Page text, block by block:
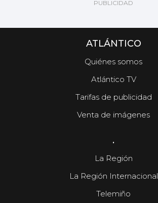
Méndez cae noqueado
ATLÁNTICO
Quiénes somos
Atlántico TV
Tarifas de publicidad
Venta de imágenes
.
La Región
La Región Internacional
Telemiño